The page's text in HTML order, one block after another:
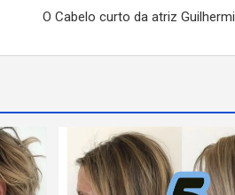
O Cabelo curto da atriz